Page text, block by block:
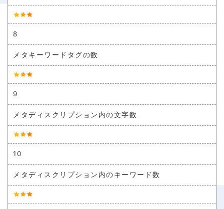
8
メタキーワードタグの数
9
メタディスクリプション内の文字数
10
メタディスクリプション内のキーワード数